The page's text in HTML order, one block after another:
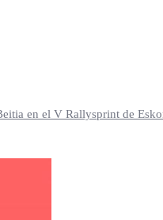
en el V Rallysprint de